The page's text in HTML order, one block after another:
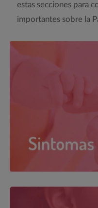
estas secciones para
importantes sobre la